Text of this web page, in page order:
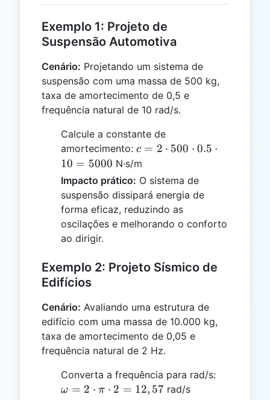
Exemplo 1: Projeto de
Suspensão Automotiva
Cenário: Projetando um sistema de
suspensão com uma massa de 500 kg,
taxa de amortecimento de 0,5 e
frequência natural de 10 rad/s.
Calcule a constante de
amortecimento: c = 2
\cdot
500
\cdot
0.5
\cdot
10 =
c = 2 ⋅ 500 ⋅ 0.5 ⋅
10 = 5000 N·s/m
Impacto prático: O sistema de
suspensão dissipará energia de
forma eficaz, reduzindo as
oscilações e melhorando o conforto
ao dirigir.
Exemplo 2: Projeto Sísmico de
Edifícios
Cenário: Avaliando uma estrutura de
edifício com uma massa de 10.000 kg,
taxa de amortecimento de 0,05 e
frequência natural de 2 Hz.
Converta a frequência para rad/s:
ω = 2 ⋅ π ⋅ 2 = 12, 57 rad/s